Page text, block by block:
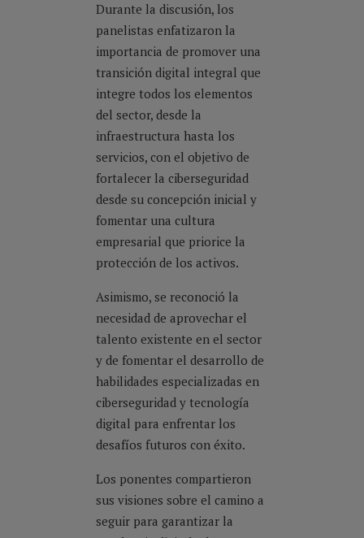
Durante la discusión, los
panelistas enfatizaron la
importancia de promover una
transición digital integral que
integre todos los elementos
del sector, desde la
infraestructura hasta los
servicios, con el objetivo de
fortalecer la ciberseguridad
desde su concepción inicial y
fomentar una cultura
empresarial que priorice la
protección de los activos.
Asimismo, se reconoció la
necesidad de aprovechar el
talento existente en el sector
y de fomentar el desarrollo de
habilidades especializadas en
ciberseguridad y tecnología
digital para enfrentar los
desafíos futuros con éxito.
Los ponentes compartieron
sus visiones sobre el camino a
seguir para garantizar la